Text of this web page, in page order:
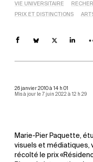
VIE UNIVERSITAIRE
PRIX ET DISTINCTIONS
26 janvier 2010 à 14 h 01
Mis à jour le 7 juin 2022 à 12 h 29
Marie-Pier Paquette,
visuels et médiatiques,
récolté le prix